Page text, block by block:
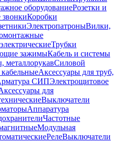
оборудованиеРозетки и
звонкиКоробки
ЭлектропатроныВилки,
Трубки
зажимыКабель и системы
металлорукавСиловой
Аксессуары для труб,
СИПЭлектрощитовое
для
Выключатели
Аппаратура
Частотные
Модульная
РелеВыключатели